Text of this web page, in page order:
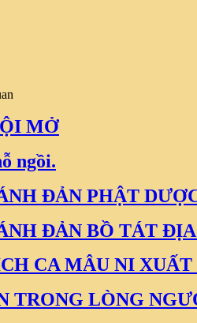
MỞ
ngồi.
ĐẢN PHẬT
ĐẢN BỒ TÁT
CA MÂU NI
TRONG LÒNG